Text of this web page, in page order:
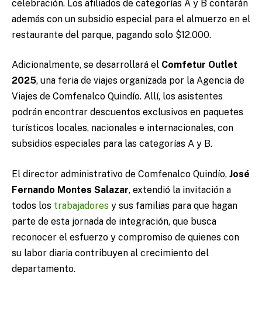
celebración. Los afiliados de categorías A y B contarán
además con un subsidio especial para el almuerzo en el
restaurante del parque, pagando solo $12.000.
Adicionalmente, se desarrollará el Comfetur Outlet
2025, una feria de viajes organizada por la Agencia de
Viajes de Comfenalco Quindío. Allí, los asistentes
podrán encontrar descuentos exclusivos en paquetes
turísticos locales, nacionales e internacionales, con
subsidios especiales para las categorías A y B.
El director administrativo de Comfenalco Quindío, José
Fernando Montes Salazar, extendió la invitación a
todos los trabajadores y sus familias para que hagan
parte de esta jornada de integración, que busca
reconocer el esfuerzo y compromiso de quienes con
su labor diaria contribuyen al crecimiento del
departamento.